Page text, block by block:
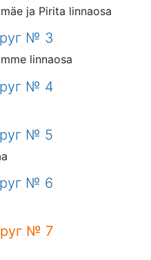
ja Pirita linnaosa
№ 3
linnaosa
№ 4
№ 5
№ 6
№ 7